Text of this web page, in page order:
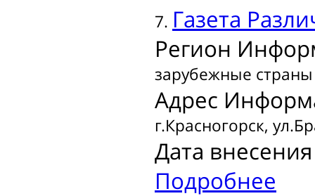
7. Газета
Регион
зарубежные страны
Адрес
г.Красногорск,
Дата
Подробнее